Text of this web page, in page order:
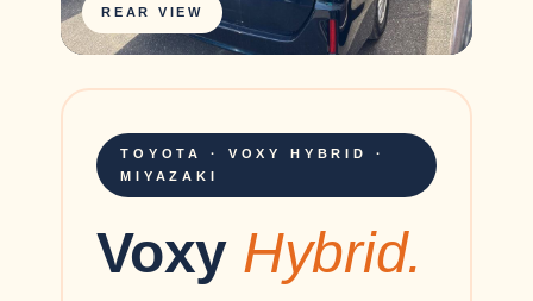
REAR VIEW
TOYOTA · VOXY HYBRID ·
MIYAZAKI
Voxy Hybrid.